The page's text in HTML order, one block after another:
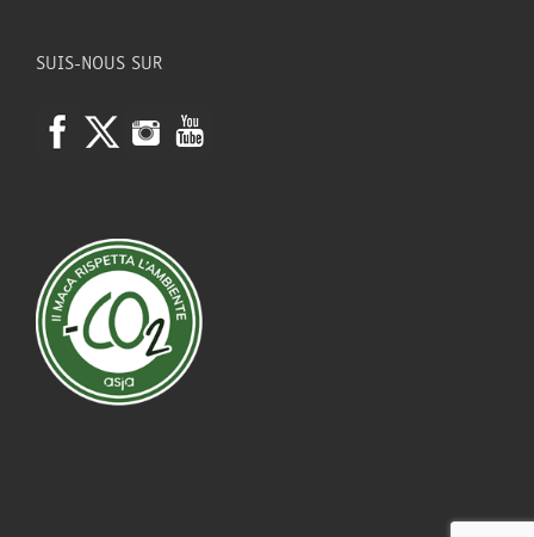
SUIS-NOUS SUR